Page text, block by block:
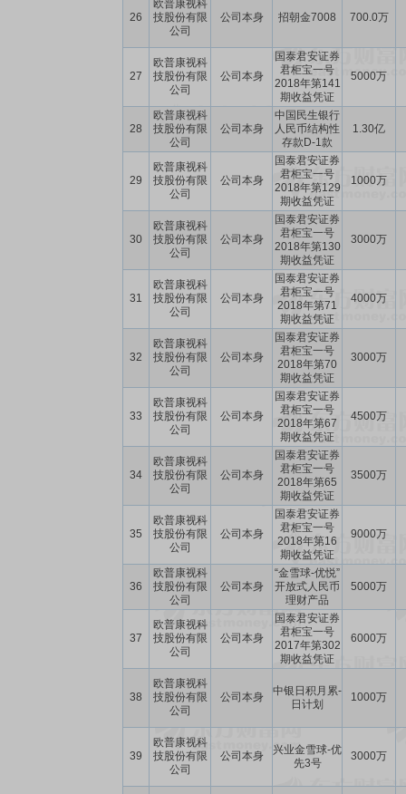
26
欧普康视科
技股份有限
公司
公司本身 招朝金7008 700.0万
27
欧普康视科
技股份有限
公司
公司本身
国泰君安证券
君柜宝一号
2018年第141
期收益凭证
5000万
28
欧普康视科
技股份有限
公司
公司本身
中国民生银行
人民币结构性
存款D-1款
1.30亿
29
欧普康视科
技股份有限
公司
公司本身
国泰君安证券
君柜宝一号
2018年第129
期收益凭证
1000万
30
欧普康视科
技股份有限
公司
公司本身
国泰君安证券
君柜宝一号
2018年第130
期收益凭证
3000万
31
欧普康视科
技股份有限
公司
公司本身
国泰君安证券
君柜宝一号
2018年第71
期收益凭证
4000万
32
欧普康视科
技股份有限
公司
公司本身
国泰君安证券
君柜宝一号
2018年第70
期收益凭证
3000万
33
欧普康视科
技股份有限
公司
公司本身
国泰君安证券
君柜宝一号
2018年第67
期收益凭证
4500万
34
欧普康视科
技股份有限
公司
公司本身
国泰君安证券
君柜宝一号
2018年第65
期收益凭证
3500万
35
欧普康视科
技股份有限
公司
公司本身
国泰君安证券
君柜宝一号
2018年第16
期收益凭证
9000万
36
欧普康视科
技股份有限
公司
公司本身
“金雪球-优悦”
开放式人民币
理财产品
5000万
37
欧普康视科
技股份有限
公司
公司本身
国泰君安证券
君柜宝一号
2017年第302
期收益凭证
6000万
38
欧普康视科
技股份有限
公司
公司本身
中银日积月累-
日计划
1000万
39
欧普康视科
技股份有限
公司
公司本身
兴业金雪球-优
先3号
3000万